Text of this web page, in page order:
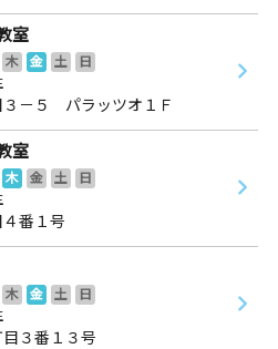
室
木 金 土
日
３－５ パラッツオ１Ｆ
室
木 金 土
日
番１号
木 金 土
日
３番１３号